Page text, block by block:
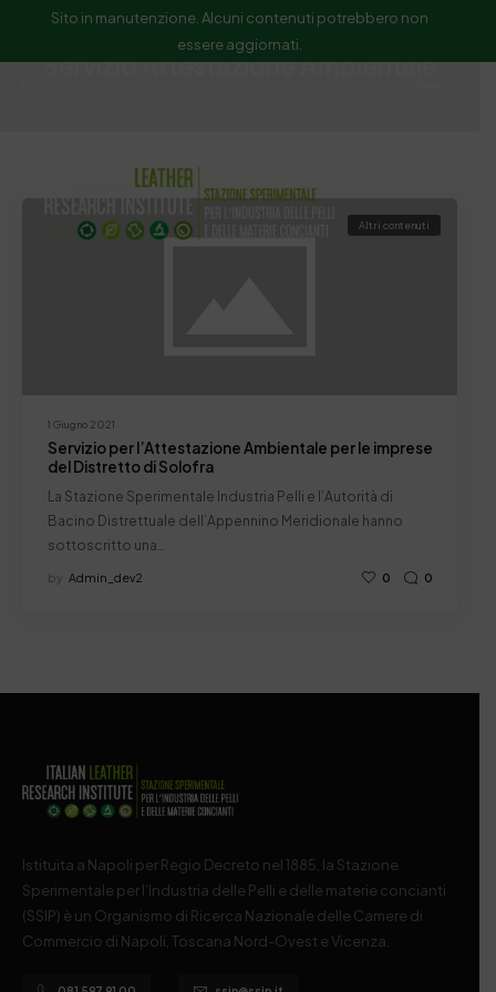
Sito in manutenzione. Alcuni contenuti potrebbero non
essere aggiornati.
Servizio Attestazione Ambientale
1 Giugno 2021
Altri contenuti
Servizio per l’Attestazione Ambientale per le imprese
del Distretto di Solofra
La Stazione Sperimentale Industria Pelli e l’Autorità di
Bacino Distrettuale dell’Appennino Meridionale hanno
sottoscritto una…
by Admin_dev2 0 0
Istituita a Napoli per Regio Decreto nel 1885, la Stazione
Sperimentale per l’Industria delle Pelli e delle materie concianti
(SSIP) è un Organismo di Ricerca Nazionale delle Camere di
Commercio di Napoli, Toscana Nord-Ovest e Vicenza.